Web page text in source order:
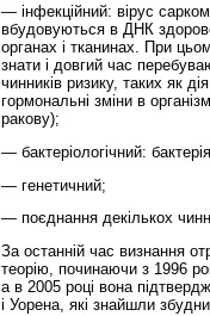
— інфекційний: вірус
вбудовуються в ДНК
органах і тканинах. При
знати і довгий час
чинників ризику, таких як
гормональні змі­ни в
ракову);
— бактеріологічний:
— генетичний;
— поєднання декількох
За останній час визнання
теорію, починаючи з 1996
а в 2005 році вона
і Уорена, які знайшли